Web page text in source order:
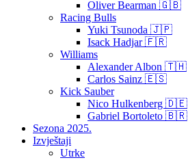
Oliver Bearman 🇬🇧
Racing Bulls
Yuki Tsunoda 🇯🇵
Isack Hadjar 🇫🇷
Williams
Alexander Albon 🇹🇭
Carlos Sainz 🇪🇸
Kick Sauber
Nico Hulkenberg 🇩🇪
Gabriel Bortoleto 🇧🇷
Sezona 2025.
Izvještaji
Utrke